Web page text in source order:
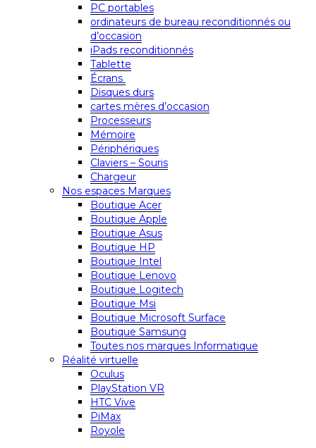
PC portables
ordinateurs de bureau reconditionnés ou
d’occasion
iPads reconditionnés
Tablette
Écrans
Disques durs
cartes mères d’occasion
Processeurs
Mémoire
Périphériques
Claviers – Souris
Chargeur
Nos espaces Marques
Boutique Acer
Boutique Apple
Boutique Asus
Boutique HP
Boutique Intel
Boutique Lenovo
Boutique Logitech
Boutique Msi
Boutique Microsoft Surface
Boutique Samsung
Toutes nos marques Informatique
Réalité virtuelle
Oculus
PlayStation VR
HTC Vive
PiMax
Royole